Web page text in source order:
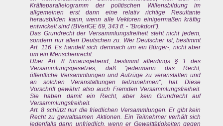
Kräfteparallelogramm der politischen Willensbildung im
allgemeinen erst dann eine relativ richtige Resultante
herausbilden kann, wenn alle Vektoren einigermaßen kräftig
entwickelt sind (BVerfGE 69, 343 ff. - "Brokdorf").
Das Grundrecht der Versammlungsfreiheit steht nicht jedem,
sondern nur allen Deutschen zu. Wer Deutscher ist, bestimmt
Art. 116. Es handelt sich demnach um ein Bürger-, nicht aber
um ein Menschenrecht.
Über Art. 8 hinausgehend, bestimmt allerdings § 1 des
Versammlungsgesetzes, daß "jedermann das Recht,
öffentliche Versammlungen und Aufzüge zu veranstalten und
an solchen Veranstaltungen teilzunehmen", hat. Diese
Vorschrift gewährt also auch Fremden Versammlungsfreiheit.
Sie haben damit ein Recht, aber kein Grundrecht auf
Versammlungsfreiheit.
Art. 8 schützt nur die friedlichen Versammlungen. Er gibt kein
Recht zu gewaltsamen Aktionen. Ein Teilnehmer verhält sich
jedenfalls dann unfriedlich, wenn er Gewalttätigkeiten gegen